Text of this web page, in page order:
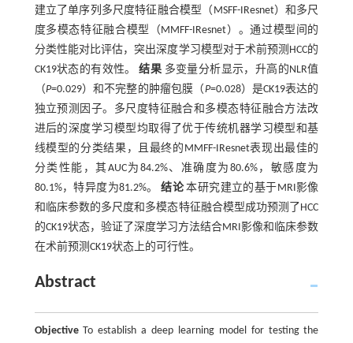
建立了单序列多尺度特征融合模型（MSFF-IResnet）和多尺
度多模态特征融合模型（MMFF-IResnet）。通过模型间的
分类性能对比评估，突出深度学习模型对于术前预测HCC的
CK19状态的有效性。结果 多变量分析显示，升高的NLR值
（P=0.029）和不完整的肿瘤包膜（P=0.028）是CK19表达的
独立预测因子。多尺度特征融合和多模态特征融合方法改
进后的深度学习模型均取得了优于传统机器学习模型和基
线模型的分类结果，且最终的MMFF-IResnet表现出最佳的
分类性能，其AUC为84.2%、准确度为80.6%，敏感度为
80.1%，特异度为81.2%。结论本研究建立的基于MRI影像
和临床参数的多尺度和多模态特征融合模型成功预测了HCC
的CK19状态，验证了深度学习方法结合MRI影像和临床参数
在术前预测CK19状态上的可行性。
Abstract
ObjectiveTo establish a deep learning model for testing the